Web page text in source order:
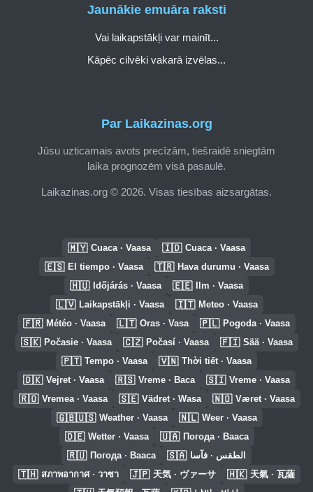
Par Laikazinas.org
Jūsu uzticamais avots precīzām, tiešraidē sniegtām
laika prognozēm visā pasaulē.
Laikazinas.org © 2026. Visas tiesības aizsargātas.
Jaunākie emuāra raksti
Vai laikapstākļi var mainīt...
Kāpēc cilvēki vakarā izvēlas...
🇲🇾 Cuaca · Vaasa 🇮🇩 Cuaca · Vaasa
🇪🇸 El tiempo · Vaasa 🇹🇷 Hava durumu · Vaasa
🇭🇺 Időjárás · Vaasa 🇪🇪 Ilm · Vaasa
🇱🇻 Laikapstākļi · Vaasa 🇮🇹 Meteo · Vaasa
🇫🇷 Météo · Vaasa 🇱🇹 Oras · Vasa 🇵🇱 Pogoda · Vaasa
🇸🇰 Počasie · Vaasa 🇨🇿 Počasí · Vaasa 🇫🇮 Sää · Vaasa
🇵🇹 Tempo · Vaasa 🇻🇳 Thời tiết · Vaasa
🇩🇰 Vejret · Vaasa 🇷🇸 Vreme · Васа 🇸🇮 Vreme · Vaasa
🇷🇴 Vremea · Vaasa 🇸🇪 Vädret · Wasa 🇳🇴 Været · Vaasa
🇬🇧🇺🇸 Weather · Vaasa 🇳🇱 Weer · Vaasa
🇩🇪 Wetter · Vaasa 🇺🇦 Погода · Вааса
🇷🇺 Погода · Вааса 🇸🇦 الطقس · فآسا
🇹🇭 สภาพอากาศ · วาซา 🇯🇵 天気 · ヴァーサ 🇭🇰 天氣 · 瓦薩